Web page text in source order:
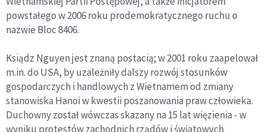
powstałego w 2006 roku prodemokratycznego ruchu o
nazwie Bloc 8406.
Ksiądz Nguyen jest znaną postacią; w 2001 roku zaapelował
m.in. do USA, by uzależniły dalszy rozwój stosunków
gospodarczych i handlowych z Wietnamem od zmiany
stanowiska Hanoi w kwestii poszanowania praw człowieka.
Duchowny został wówczas skazany na 15 lat więzienia - w
wyniku protestów zachodnich rządów i światowych